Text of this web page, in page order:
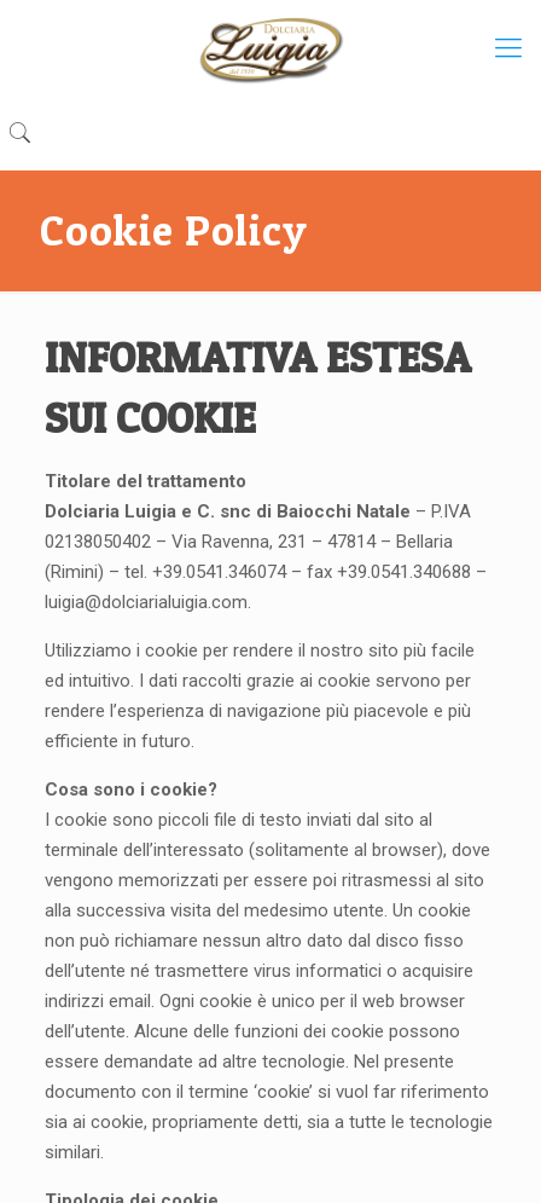
Cookie Policy
INFORMATIVA ESTESA
SUI COOKIE
Titolare del trattamento
Dolciaria Luigia e C. snc di Baiocchi Natale – P.IVA
02138050402 – Via Ravenna, 231 – 47814 – Bellaria
(Rimini) – tel. +39.0541.346074 – fax +39.0541.340688 –
luigia@dolciarialuigia.com.
Utilizziamo i cookie per rendere il nostro sito più facile
ed intuitivo. I dati raccolti grazie ai cookie servono per
rendere l’esperienza di navigazione più piacevole e più
efficiente in futuro.
Cosa sono i cookie?
I cookie sono piccoli file di testo inviati dal sito al
terminale dell’interessato (solitamente al browser), dove
vengono memorizzati per essere poi ritrasmessi al sito
alla successiva visita del medesimo utente. Un cookie
non può richiamare nessun altro dato dal disco fisso
dell’utente né trasmettere virus informatici o acquisire
indirizzi email. Ogni cookie è unico per il web browser
dell’utente. Alcune delle funzioni dei cookie possono
essere demandate ad altre tecnologie. Nel presente
documento con il termine ‘cookie’ si vuol far riferimento
sia ai cookie, propriamente detti, sia a tutte le tecnologie
similari.